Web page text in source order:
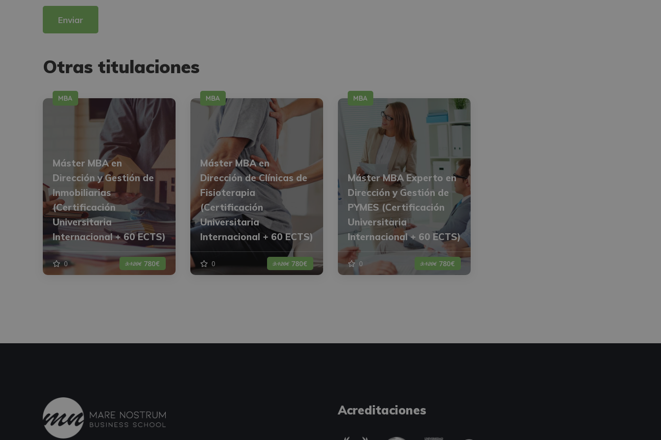
Otras titulaciones
MBA
Máster MBA en
Dirección y Gestión de
Inmobiliarias
(Certificación
Universitaria
Internacional + 60 ECTS)
0 3.120€ 780€
MBA
Máster MBA en
Dirección de Clínicas de
Fisioterapia
(Certificación
Universitaria
Internacional + 60 ECTS)
0 3.120€ 780€
MBA
Máster MBA Experto en
Dirección y Gestión de
PYMES (Certificación
Universitaria
Internacional + 60 ECTS)
0 3.120€ 780€
Acreditaciones